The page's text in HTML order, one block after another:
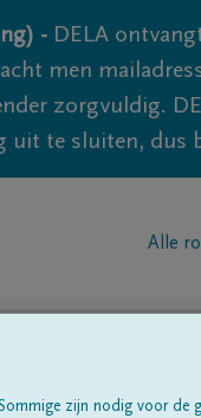
- DELA
men
zorgvuldig.
uit te sluiten, dus
Alle
zijn nodig voor de